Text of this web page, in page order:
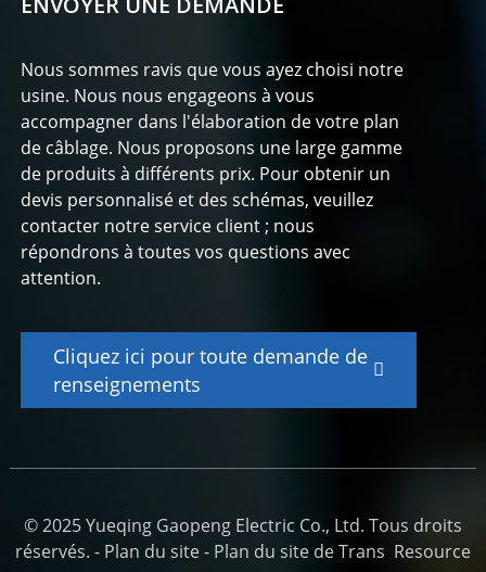
Nous sommes ravis que vous ayez choisi notre
usine. Nous nous engageons à vous
accompagner dans l'élaboration de votre plan
de câblage. Nous proposons une large gamme
de produits à différents prix. Pour obtenir un
devis personnalisé et des schémas, veuillez
contacter notre service client ; nous
répondrons à toutes vos questions avec
attention.
Cliquez ici pour toute demande de
renseignements
© 2025 Yueqing Gaopeng Electric Co., Ltd. Tous droits
réservés. - Plan du site- Plan du site de Trans Resource